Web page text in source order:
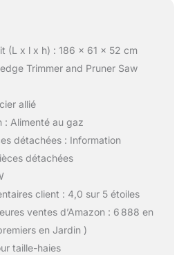
(L x l x h) : 186 x 61 x 52 cm
Trimmer and Pruner Saw
allié
: Alimenté au gaz
détachées : Information
détachées
client : 4,0 sur 5 étoiles
ventes d’Amazon : 6 888 en
en Jardin )
taille-haies